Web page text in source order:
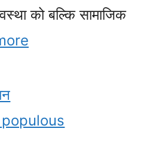
को बल्कि सामाजिक